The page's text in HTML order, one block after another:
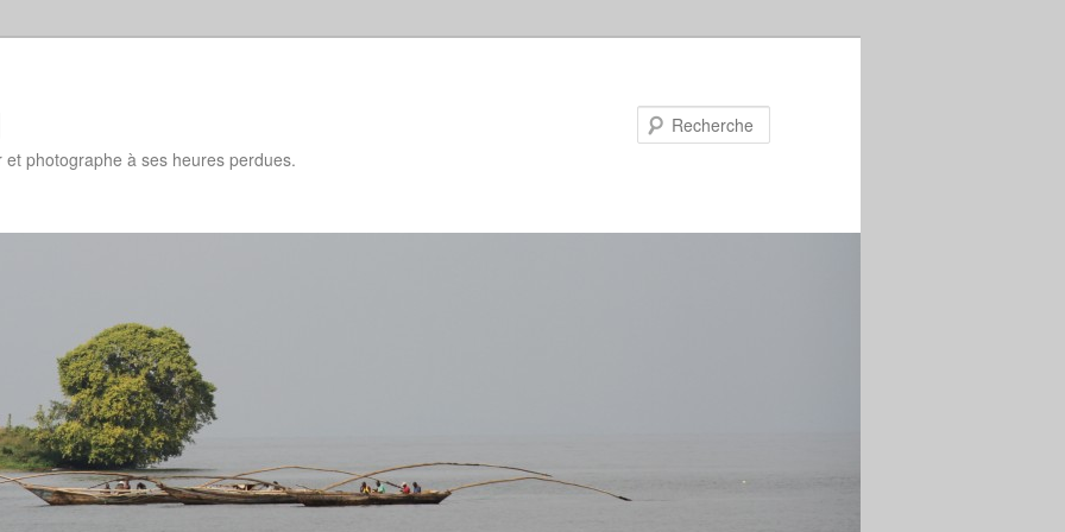
photographe à ses heures perdues.